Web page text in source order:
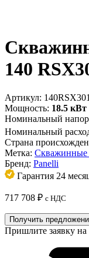
140
Артикул:
Мощность: 18.5 кВт
Номинальный
Номинальный
Страна
Метка: Скважинные
Бренд: Panelli
Гарантия 24
717 708 ₽ с НДС
Получить
Пришлите заявку на